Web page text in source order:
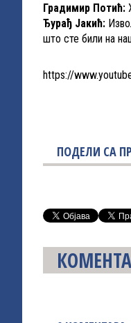
Градимир Потић:
Ђурађ Јакић:
што сте били на
https://
ПОДЕЛИ СА